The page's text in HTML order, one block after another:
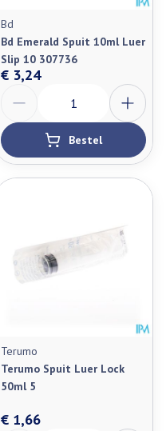
Bd
Bd Emerald Spuit 10ml Luer
Slip 10 307736
€ 3,24
Bestel
Terumo
Terumo Spuit Luer Lock
50ml 5
€ 1,66